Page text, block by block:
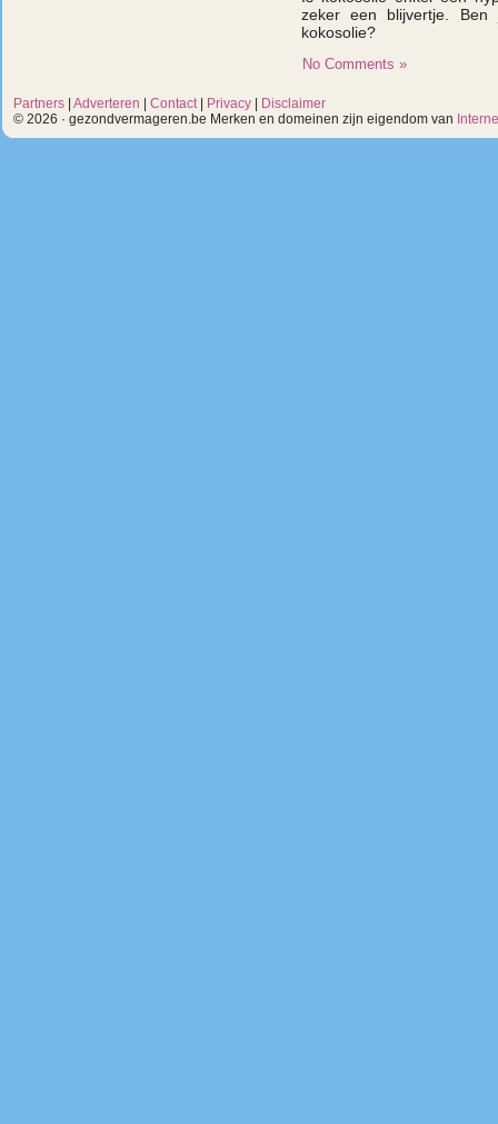
zeker een blijvertje.
kokosolie?
No Comments »
Partners| Adverteren Contact| Privacy|
Disclaimer
© 2026 · gezondvermageren.be Merken en domeinen zijn eigendom van